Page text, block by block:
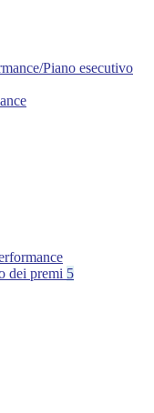
Piano esecutivo
dei premi 5